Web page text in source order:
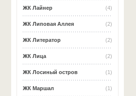
(4)
ЖК Лайнер
(2)
ЖК Липовая Аллея
(2)
ЖК Литератор
(2)
ЖК Лица
(1)
ЖК Лосиный остров
(1)
ЖК Маршал